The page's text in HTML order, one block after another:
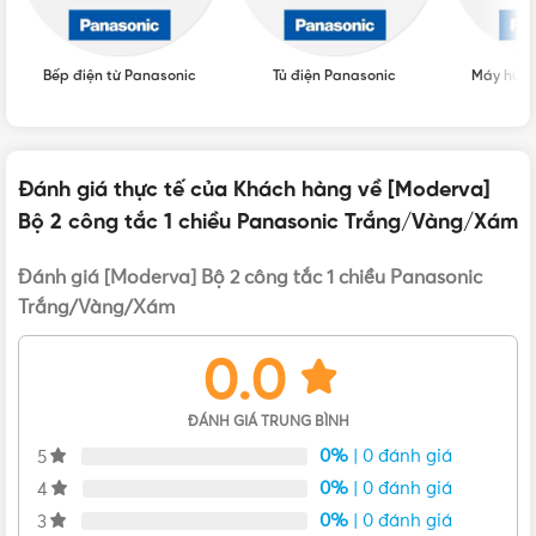
THƯƠNG HIỆU Panasonic
CHUYÊN NGHIỆP
Hotline:0912917977
cskh@vattu365.com
https://vattu365.com/
Showroom:
13 đường số 7, P. An Lạc A, Q. Bình Tân,
TPHCM
Vật Tư 365
là Nhà phân phối thiết bị điện nước dân
Bếp điện từ Panasonic Tủ điện Panasonic Máy hút
Đánh giá thực tế của Khách hàng về [Moderva]
Bộ 2 công tắc 1 chiều Panasonic Trắng/Vàng/Xám
Đánh giá [Moderva] Bộ 2 công tắc 1 chiều Panasonic
Trắng/Vàng/Xám
0.0
ĐÁNH GIÁ TRUNG BÌNH
5 0% | 0 đánh giá
4
0% | 0 đánh giá
3
0% | 0 đánh giá